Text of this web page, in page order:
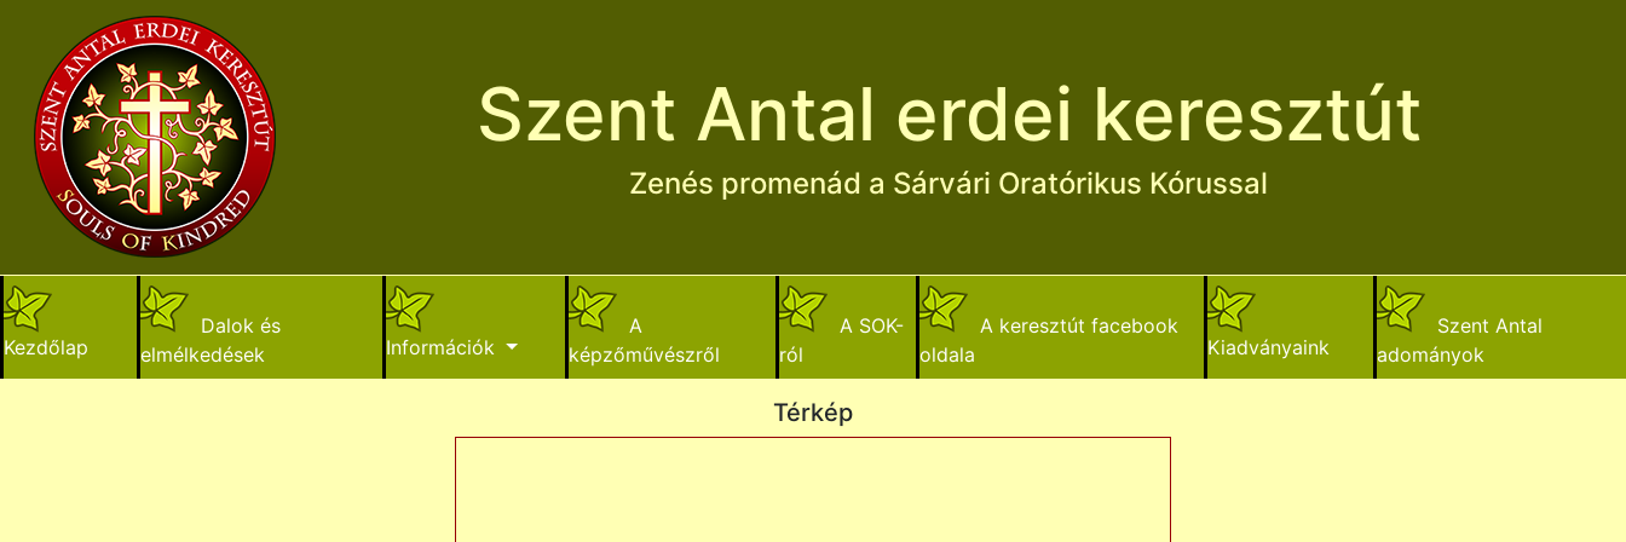
Szent Antal erdei keresztút
Zenés promenád a Sárvári Oratórikus Kórussal
Kezdőlap
Dalok és
elmélkedések
Információk
A
képzőművészről
A SOK-
ról
A keresztút facebook
oldala
Kiadványaink
Szent Antal
adományok
Térkép